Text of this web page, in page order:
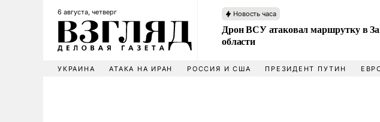
6 августа, четверг Новость часа
Дрон ВСУ атаковал маршрутку в
области
УКРАИНА АТАКА НА ИРАН РОССИЯ И США ПРЕЗИДЕНТ ПУТИН